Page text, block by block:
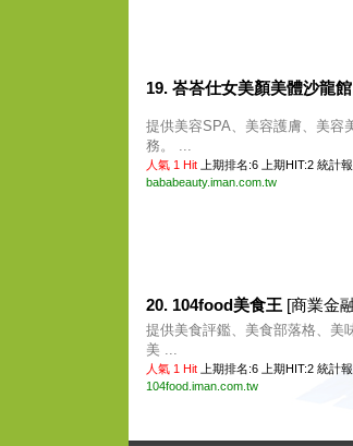
19. 峇峇仕女美顏美體沙龍館
提供美容SPA、美容護膚、美容
務。 ...
人氣 1 Hit 上期排名:6 上期HIT:2 統計
bababeauty.iman.com.tw
20. 104food美食王 [商業金
提供美食評鑑、美食部落格、美
美 ...
人氣 1 Hit 上期排名:6 上期HIT:2 統計
104food.iman.com.tw